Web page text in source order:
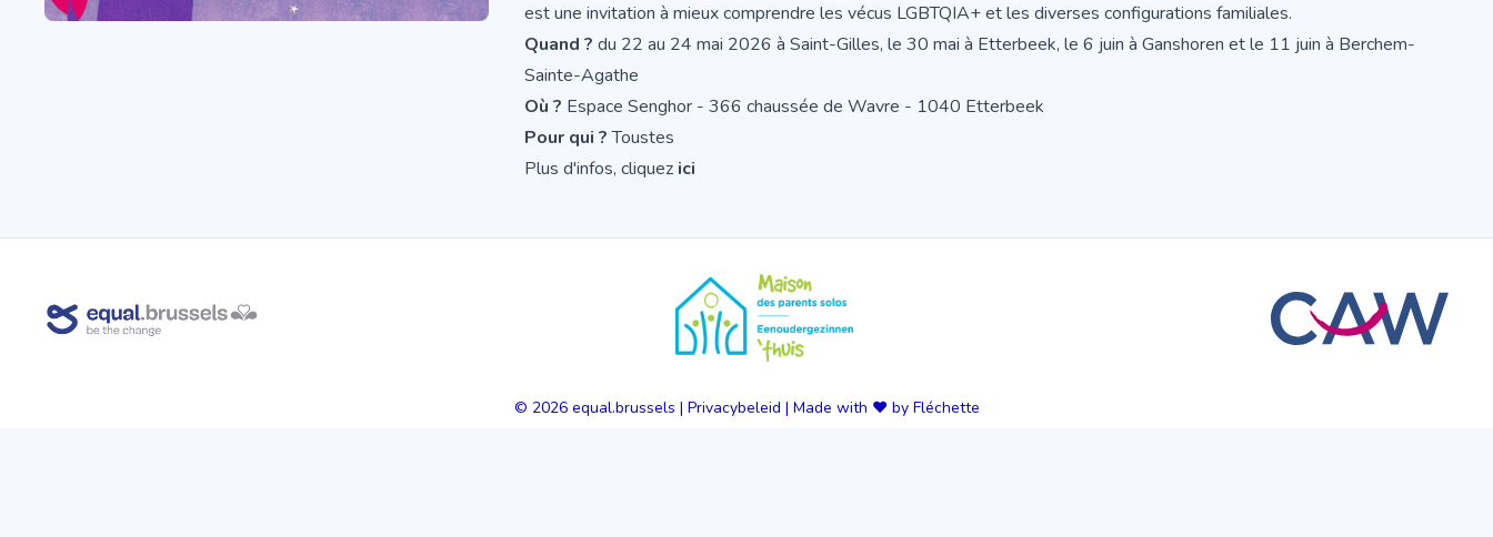
est une invitation à mieux comprendre les vécus LGBTQIA+ et les diverses configurations familiales.
Quand ? du 22 au 24 mai 2026 à Saint-Gilles, le 30 mai à Etterbeek, le 6 juin à Ganshoren et le 11 juin à Berchem-
Sainte-Agathe
Où ? Espace Senghor - 366 chaussée de Wavre - 1040 Etterbeek
Pour qui ?Toustes
Plus d'infos, cliquez ici
© 2026 equal.brussels | Privacybeleid | Made with ❤️ by Fléchette